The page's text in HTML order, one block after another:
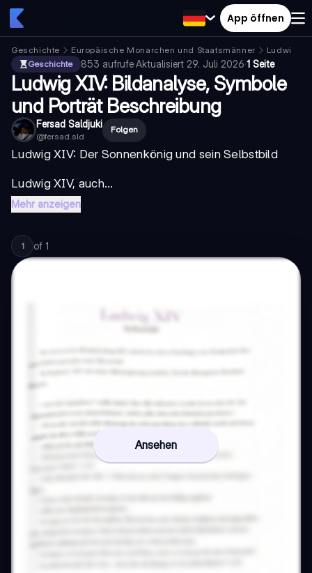
App öffnen
Geschichte Europäische Monarchen und Staatsmänner
Ludwig
Geschichte
853 aufrufe·Aktualisiert 29. Juli 2026·1 Seite
Ludwig XIV: Bildanalyse, Symbole
und Porträt Beschreibung
Fersad Saldjuki
@fersad.sld
Folgen
Ludwig XIV: Der Sonnenkönig und sein Selbstbild
Ludwig XIV, auch...
Mehr anzeigen
1 of 1
Ansehen